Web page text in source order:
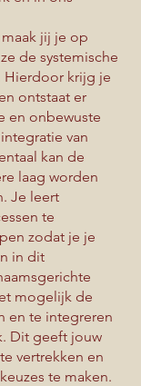
jij je op
de systemische
Hierdoor krijg je
ontstaat er
en onbewuste
van
kan de
laag worden
Je leert
te
zodat je je
in dit
mogelijk de
en te integreren
Dit geeft jouw
vertrekken en
te maken.